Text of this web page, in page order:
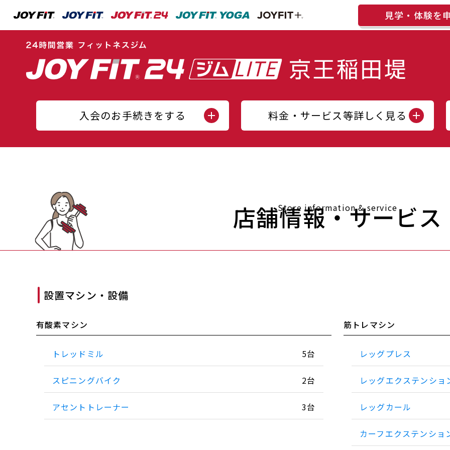
見学・体験を
入会のお手続きをする 料金・サービス等詳しく見る
Store information & service
店舗情報・サービス
設置マシン・設備
有酸素マシン
トレッドミル 5台
スピニングバイク 2台
アセントトレーナー 3台
筋トレマシン
レッグプレス
レッグエクステンショ
レッグカール
カーフエクステンショ